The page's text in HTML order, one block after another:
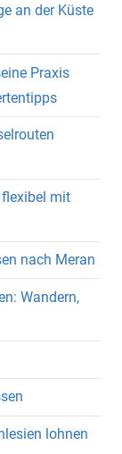
an der Küste
Praxis
mit
nach Meran
Wandern,
lohnen